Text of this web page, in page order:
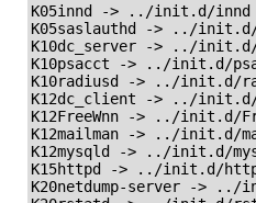
K05innd -> ../init.d/innd
K05saslauthd -> ../init.d/
K10dc_server -> ../init.d/
K10psacct -> ../init.d/
K10radiusd -> ../init.d/
K12dc_client -> ../
K12FreeWnn -> ../init.d/
K12mailman -> ../init.d/
K12mysqld -> ../init.d/
K15httpd -> ../init.d/
K20netdump-server -> ../